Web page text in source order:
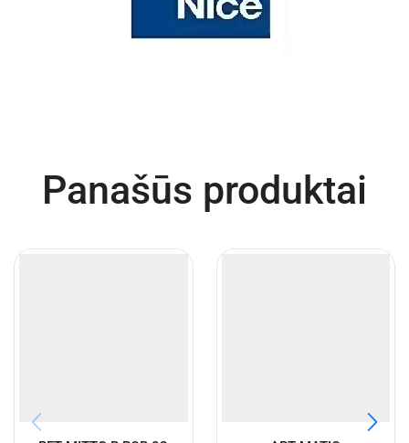
Panašūs produktai